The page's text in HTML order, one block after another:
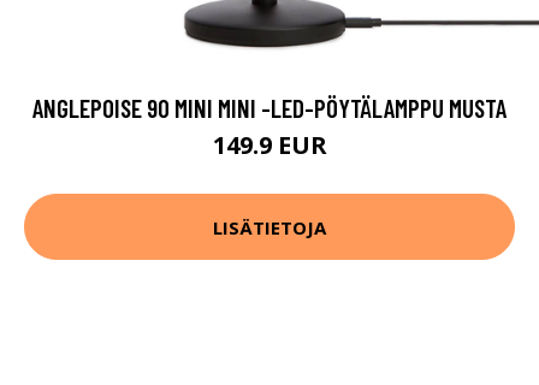
ANGLEPOISE 90 MINI MINI -LED-PÖYTÄLAMPPU MUSTA
149.9 EUR
LISÄTIETOJA